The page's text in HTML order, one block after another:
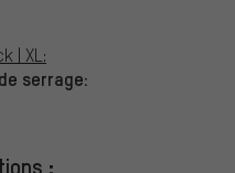
| XL:
serrage:
: